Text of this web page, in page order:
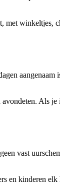
winkeltjes,
avondeten. Als
vast
en kinderen elk